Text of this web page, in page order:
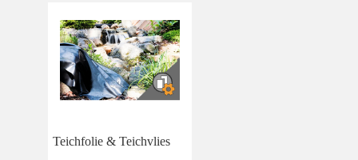
Teichfolie & Teichvlies